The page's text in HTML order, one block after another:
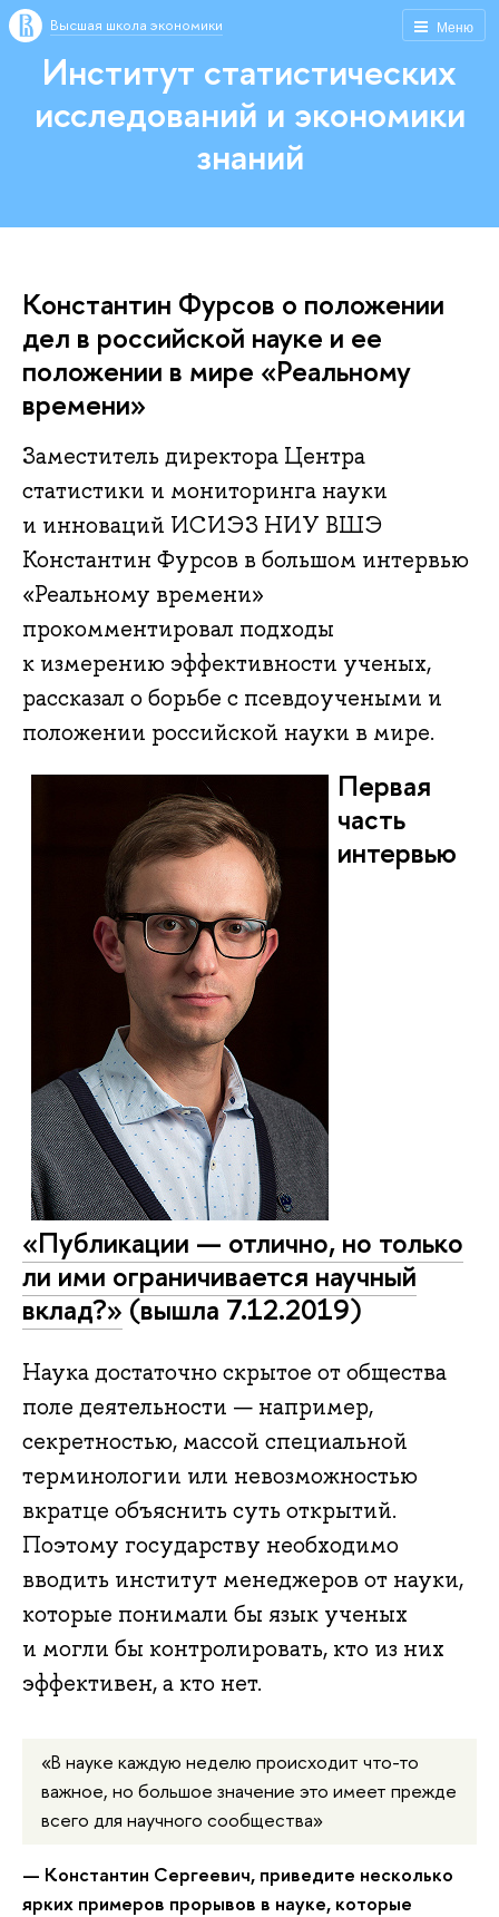
Меню
Высшая школа экономики
Институт статистических
исследований и экономики
знаний
Константин Фурсов о положении
дел в российской науке и ее
положении в мире «Реальному
времени»
Заместитель директора Центра
статистики и мониторинга науки
и инноваций ИСИЭЗ НИУ ВШЭ
Константин Фурсов в большом интервью
«Реальному времени»
прокомментировал подходы
к измерению эффективности ученых,
рассказал о борьбе с псевдоучеными и
положении российской науки в мире.
Первая
часть
интервью
«Публикации — отлично, но только
ли ими ограничивается научный
вклад?»(вышла 7.12.2019)
:https://
konstantin-
fursov-
o-
proryvah-
v-
nauke-
i-
Наука достаточно скрытое от общества
поле деятельности — например,
секретностью, массой специальной
терминологии или невозможностью
вкратце объяснить суть открытий.
Поэтому государству необходимо
вводить институт менеджеров от науки,
которые понимали бы язык ученых
и могли бы контролировать, кто из них
эффективен, а кто нет.
«В науке каждую неделю происходит что-то
важное, но большое значение это имеет прежде
всего для научного сообщества»
— Константин Сергеевич, приведите несколько
ярких примеров прорывов в науке, которые